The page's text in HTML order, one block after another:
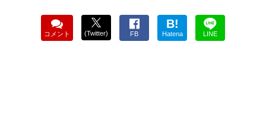
コメント (Twitter) FB
B!
Hatena LINE